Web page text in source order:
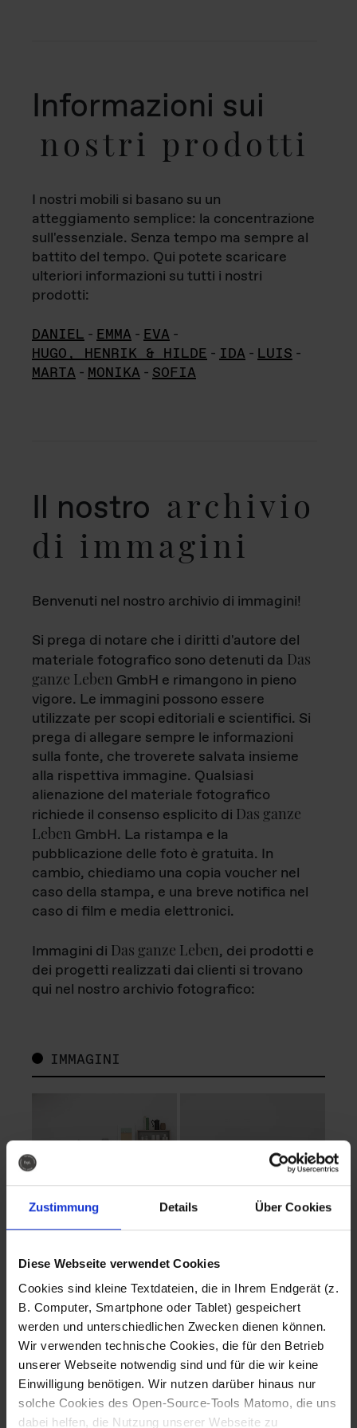
Zustimmung Details Über Cookies
Diese Webseite verwendet Cookies
Cookies sind kleine Textdateien, die in Ihrem Endgerät (z.
B. Computer, Smartphone oder Tablet) gespeichert
werden und unterschiedlichen Zwecken dienen können.
Wir verwenden technische Cookies, die für den Betrieb
unserer Webseite notwendig sind und für die wir keine
Einwilligung benötigen. Wir nutzen darüber hinaus nur
solche Cookies des Open-Source-Tools Matomo, die uns
dabei helfen, die Nutzung unserer Webseite zu
Informazioni sui
nostri prodotti
I nostri mobili si basano su un
atteggiamento semplice: la concentrazione
sull'essenziale. Senza tempo ma sempre al
battito del tempo. Qui potete scaricare
ulteriori informazioni su tutti i nostri
prodotti:
DANIEL - EMMA - EVA -
HUGO, HENRIK & HILDE - IDA - LUIS -
MARTA - MONIKA - SOFIA
Il nostro archivio
di immagini
Benvenuti nel nostro archivio di immagini!
Si prega di notare che i diritti d'autore del
materiale fotografico sono detenuti da Das
ganze Leben GmbH e rimangono in pieno
vigore. Le immagini possono essere
utilizzate per scopi editoriali e scientifici. Si
prega di allegare sempre le informazioni
sulla fonte, che troverete salvata insieme
alla rispettiva immagine. Qualsiasi
alienazione del materiale fotografico
richiede il consenso esplicito di Das ganze
Leben GmbH. La ristampa e la
pubblicazione delle foto è gratuita. In
cambio, chiediamo una copia voucher nel
caso della stampa, e una breve notifica nel
caso di film e media elettronici.
Immagini di Das ganze Leben, dei prodotti e
dei progetti realizzati dai clienti si trovano
qui nel nostro archivio fotografico:
IMMAGINI
Fotografo: Lorenz
Sternbach
Download
Fotografo: Lorenz
Sternbach
Download